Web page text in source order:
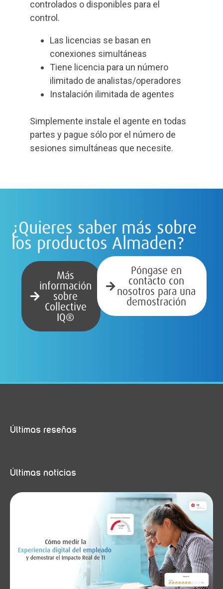
controlados o disponibles para el
control.
Las licencias se basan en
conexiones simultáneas
Tiene licencia para un número
ilimitado de analistas/operadores
Instalación ilimitada de agentes
Simplemente instale el agente en todas
partes y pague sólo por el número de
sesiones simultáneas que necesite.
¿Quieres saber más sobre
los productos Almaden?
Más
información
sobre
Collective
IQ®
Póngase en
contacto con
nosotros para una
demostración
Últimas noticias
Últimas reseñas